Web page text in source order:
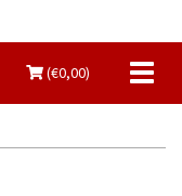
(€0,00)